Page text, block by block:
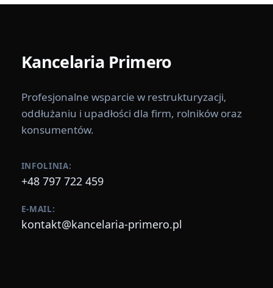
Kancelaria Primero
Profesjonalne wsparcie w restrukturyzacji,
oddłużaniu i upadłości dla firm, rolników oraz
konsumentów.
INFOLINIA:
+48 797 722 459
E-MAIL:
kontakt@kancelaria-primero.pl